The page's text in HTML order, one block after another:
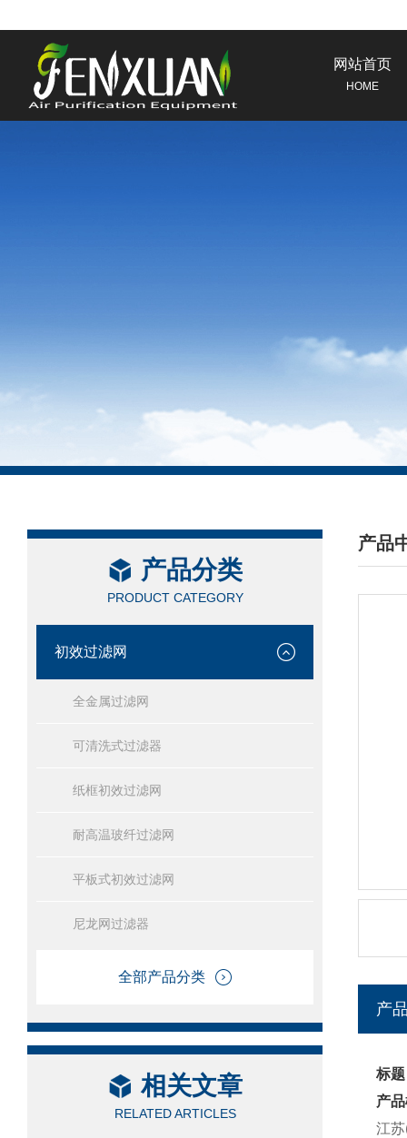
网站首页
HOME
产品分类
PRODUCT CATEGORY
初效过滤网
全金属过滤网
可清洗式过滤器
纸框初效过滤网
耐高温玻纤过滤网
平板式初效过滤网
尼龙网过滤器
全部产品分类
相关文章
RELATED ARTICLES
产品
/
产
标
产
江